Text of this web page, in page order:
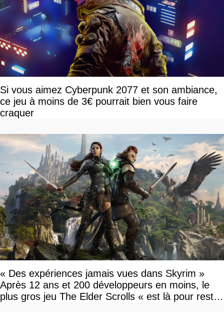
Si vous aimez Cyberpunk 2077 et son ambiance,
ce jeu à moins de 3€ pourrait bien vous faire
craquer
« Des expériences jamais vues dans Skyrim »
Après 12 ans et 200 développeurs en moins, le
plus gros jeu The Elder Scrolls « est là pour rester